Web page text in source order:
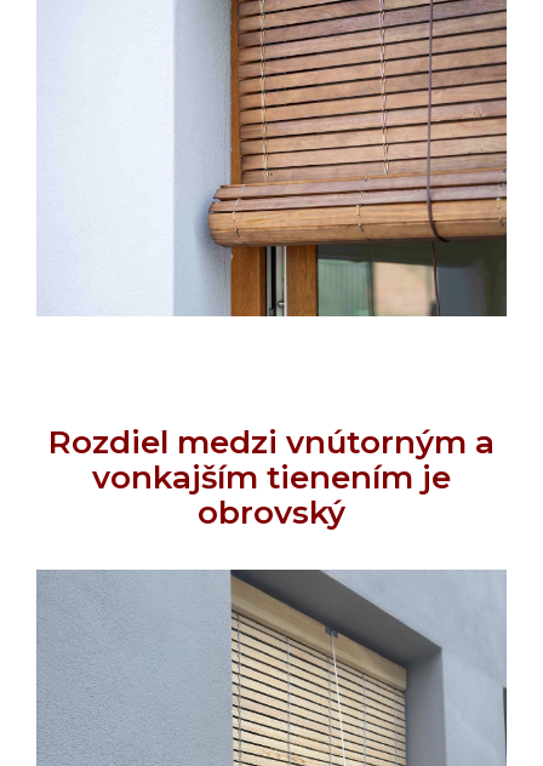
Rozdiel medzi vnútorným a
vonkajším tienením je
obrovský